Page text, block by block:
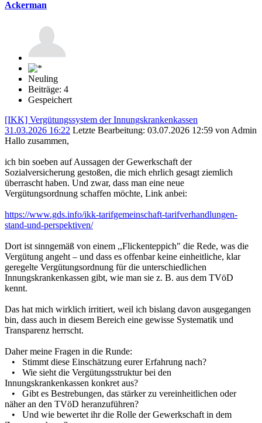
Ackerman
Neuling
Beiträge: 4
Gespeichert
[IKK] Vergütungssystem der Innungskrankenkassen
31.03.2026 16:22 Letzte Bearbeitung: 03.07.2026 12:59 von Admin
Hallo zusammen,
ich bin soeben auf Aussagen der Gewerkschaft der
Sozialversicherung gestoßen, die mich ehrlich gesagt ziemlich
überrascht haben. Und zwar, dass man eine neue
Vergütungsordnung schaffen möchte, Link anbei:
https://www.gds.info/ikk-tarifgemeinschaft-tarifverhandlungen-
stand-und-perspektiven/
Dort ist sinngemäß von einem ,,Flickenteppich" die Rede, was die
Vergütung angeht – und dass es offenbar keine einheitliche, klar
geregelte Vergütungsordnung für die unterschiedlichen
Innungskrankenkassen gibt, wie man sie z. B. aus dem TVöD
kennt.
Das hat mich wirklich irritiert, weil ich bislang davon ausgegangen
bin, dass auch in diesem Bereich eine gewisse Systematik und
Transparenz herrscht.
Daher meine Fragen in die Runde:
• Stimmt diese Einschätzung eurer Erfahrung nach?
• Wie sieht die Vergütungsstruktur bei den
Innungskrankenkassen konkret aus?
• Gibt es Bestrebungen, das stärker zu vereinheitlichen oder
näher an den TVöD heranzuführen?
• Und wie bewertet ihr die Rolle der Gewerkschaft in dem